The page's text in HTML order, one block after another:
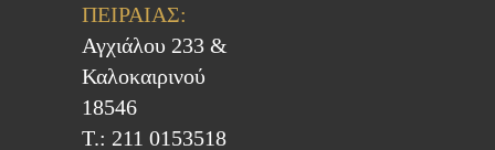
ΠΕΙΡΑΙΑΣ:
Αγχιάλου 233 &
Καλοκαιρινού
18546
Τ.: 211 0153518